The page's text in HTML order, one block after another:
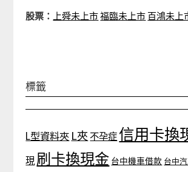
股票： 上舜未上市福臨未上市 百鴻未上
標籤
L型資料夾 L夾 不孕症 信用卡換
現 刷卡換現金 台中機車借款 台中